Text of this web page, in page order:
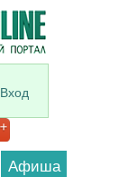
Вход
Афиша